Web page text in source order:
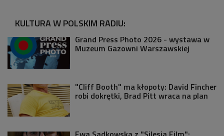
KULTURA W POLSKIM RADIU:
Grand Press Photo 2026 - wystawa w
Muzeum Gazowni Warszawskiej
"Cliff Booth" ma kłopoty: David Fincher
robi dokrętki, Brad Pitt wraca na plan